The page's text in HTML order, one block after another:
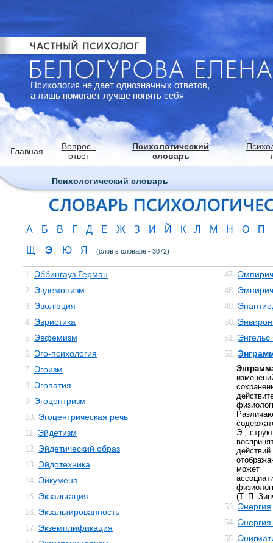
Психология не дает однозначных ответов,
а лишь помогает лучше понять себя
Главная
Вопрос -
ответ
Психологический
словарь
Психологический словарь
А Б В Г Д Е Ж З И Й К Л М Н О
П
Щ
Э Ю Я (слов в словаре - 3072)
1. Эббингауз Герман
2. Эвдемонизм
3. Эволюция
4. Эвристика
5. Эвфемизм
6. Эго-психология
7. Эгоизм
8. Эгопатия
9. Эгоцентризм
10. Эгоцентрическая речь
11. Эйдетизм
12. Эйдетический образ
13. Эйдотехника
14. Эйкумена
15. Экзальтация
16. Экзальтированность
17. Экземплификация
47.
48.
49.
50.
51.
52.
Э.,
может
(Т. П.
53. Энергия
54. Энергия
55.